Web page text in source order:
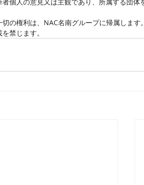
の権利は、NAC名南グループに帰属します。
禁じます。